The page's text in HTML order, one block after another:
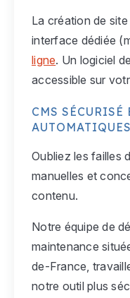
La création de
interface dédiée
ligne. Un logiciel
accessible sur
CMS
AUTOMATIQUES
Oubliez les failles
manuelles et
contenu.
Notre équipe de
maintenance
de-France,
notre outil plus